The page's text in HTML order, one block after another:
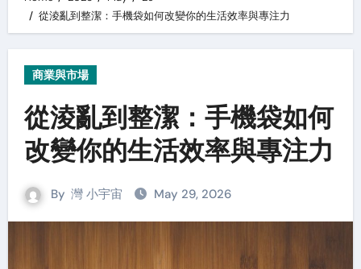
從淩亂到整潔：手機袋如何改變你的生活效率與專注力
商業與市場
從淩亂到整潔：手機袋如何
改變你的生活效率與專注力
By 灣 小宇宙 May 29, 2026